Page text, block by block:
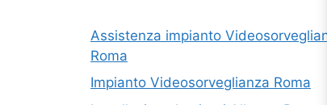
Assistenza impianto
Roma
Impianto Videosorveglianza Roma